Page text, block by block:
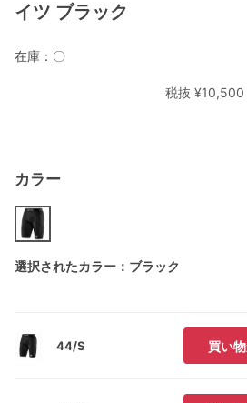
イツ ブラック
税抜 ¥10,500
カラー
選択されたカラー：ブラック
44/S 買い
在庫： 〇